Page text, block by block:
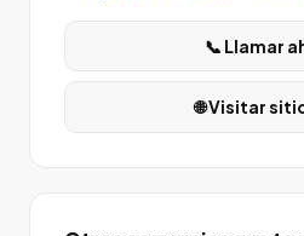
📞 Llamar
🌐 Visitar